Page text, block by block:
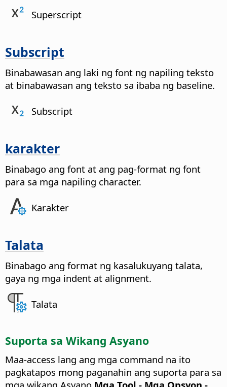
Superscript
Subscript
Binabawasan ang laki ng font ng napiling teksto
at binabawasan ang teksto sa ibaba ng baseline.
Subscript
karakter
Binabago ang font at ang pag-format ng font
para sa mga napiling character.
Karakter
Talata
Binabago ang format ng kasalukuyang talata,
gaya ng mga indent at alignment.
Talata
Suporta sa Wikang Asyano
Maa-access lang ang mga command na ito
pagkatapos mong paganahin ang suporta para sa